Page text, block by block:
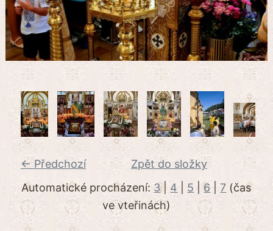
← Předchozí
Zpět do složky
Automatické procházení: 3| 4 5 |6 |7 (čas
ve vteřinách)